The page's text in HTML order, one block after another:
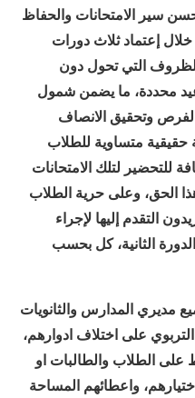
سير الامتحانات والحفاظ
إعتماد ثلاث دورات
التي تحول دون
محددة، ما يضمن شمول
وتحقيق الانصاف
متساوية للطلاب
للتحضير لتلك الامتحانات
الحق، وعلى حرية الطلاب
التقدم إليها لإجراء
الثانية، كل بحسب
مديري المدارس والثانويات
على اختلاف ادوارهم،
على الطلاب والطالبات او
واعطائهم المساحة